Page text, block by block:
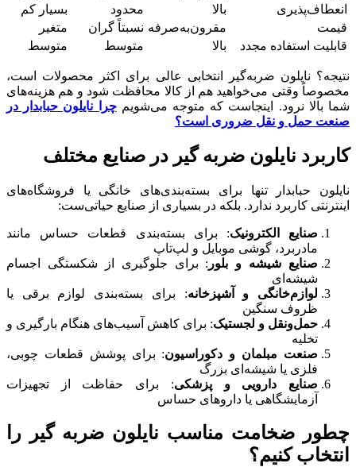
انعطاف‌پذیری
بالا محدود
بسیار کم
قیمت
مقرون‌به‌صرفه نسبتاً گران
متغیر
قابلیت استفاده مجدد
بالا متوسط متوسط
نتیجه؟ نایلون ضربه‌گیر انتخابی عالی برای اکثر محصولات است،
مخصوصاً وقتی می‌خواهید هم از کالا محافظت شود و هم هزینه‌های
شما بالا نرود. اینجاست که متوجه می‌شویمچرا نایلون حبابدار در
صنعت حمل و نقل ضروری است؟
کاربرد نایلون ضربه گیر در صنایع مختلف
نایلون حبابدار تنها برای بسته‌بندی‌های خانگی یا فروشگاه‌های
اینترنتی کاربرد ندارد. بلکه در بسیاری از صنایع حیاتی‌ست:
صنایع الکترونیک: برای بسته‌بندی قطعات حساس مانند
مادربرد، گوشی موبایل و لپ‌تاپ
صنایع شیشه و بلور : برای جلوگیری از شکستگی اجسام
شیشه‌ای
لوازم‌خانگی و آشپزخانه: برای بسته‌بندی لوازم برقی یا
ظروف سنگین
حمل‌ونقل و لجستیک: برای کاهش آسیب‌های هنگام بارگیری و
تخلیه
صنعت مبلمان و دکوراسیون: برای پوشش قطعات چوبی،
فلزی یا شیشه‌ای بزرگ
صنایع دارویی و پزشکی: برای حفاظت از تجهیزات
آزمایشگاهی یا داروهای حساس
چطور ضخامت مناسب نایلون ضربه گیر را
انتخاب کنیم؟